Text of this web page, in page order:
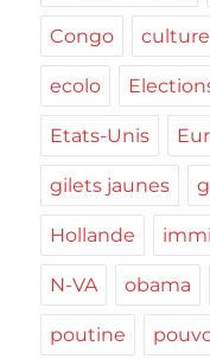
Congo culture
ecolo
Etats-Unis
gilets jaunes
Hollande
N-VA obama
poutine